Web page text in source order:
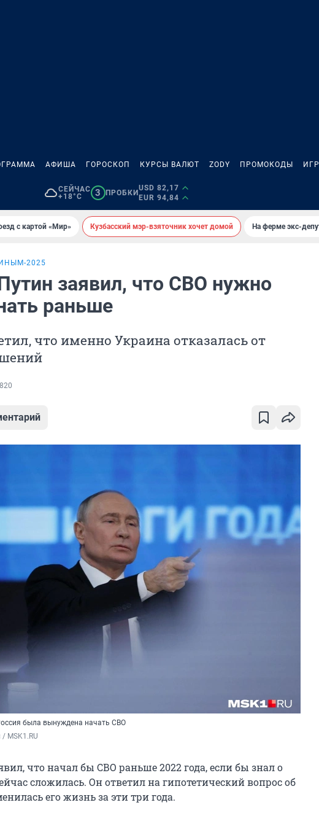
АФИША ГОРОСКОП КУРСЫ ВАЛЮТ ZODY ПРОМОКОДЫ
СЕЙЧАС
+18°C
3 ПРОБКИ
USD 82,17
EUR 94,84
с картой «Мир» Кузбасский мэр-взяточник хочет домой На ферме экс-
2025
заявил, что СВО нужно
раньше
что именно Украина отказалась от
была вынуждена начать СВО
MSK1.RU
что начал бы СВО раньше 2022 года, если бы знал о
сложилась. Он ответил на гипотетический вопрос об
его жизнь за эти три года.